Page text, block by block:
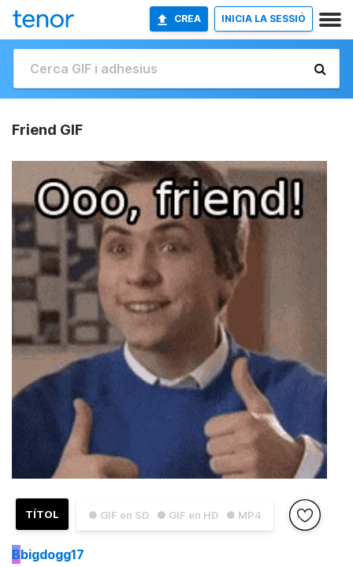
CREA INICIA LA SESSIÓ
Friend GIF
● GIF en SD ● GIF en HD ● MP4
TÍTOL
Bbigdogg17